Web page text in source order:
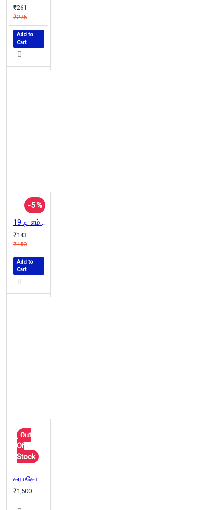
₹261
₹275
Add to
Cart
-5 %
19 டி. எம். சாரோனிலிருந்து
₹143
₹150
Add to
Cart
Out
Of
Stock
கரமசோவ் சகோதரர்கள் (2 பாகங்கள்) | The Brothers Karamazov
₹1,500